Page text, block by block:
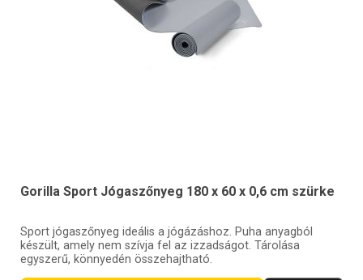
Gorilla Sport Jógaszőnyeg 180 x 60 x 0,6 cm szürke
Sport jógaszőnyeg ideális a jógázáshoz. Puha anyagból
készült, amely nem szívja fel az izzadságot. Tárolása
egyszerű, könnyedén összehajtható.